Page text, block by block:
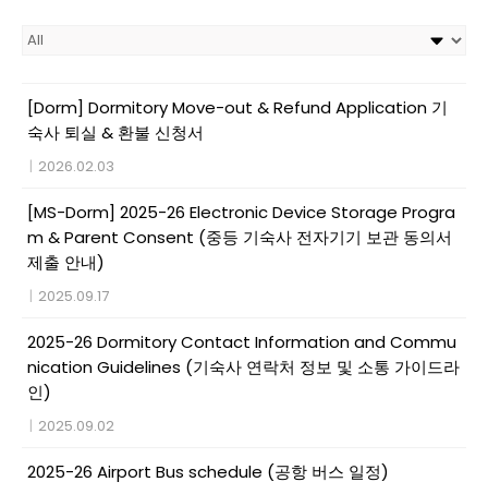
[Dorm] Dormitory Move-out & Refund Application 기
숙사 퇴실 & 환불 신청서
| 2026.02.03
[MS-Dorm] 2025-26 Electronic Device Storage Progra
m & Parent Consent (중등 기숙사 전자기기 보관 동의서
제출 안내)
| 2025.09.17
2025-26 Dormitory Contact Information and Commu
nication Guidelines (기숙사 연락처 정보 및 소통 가이드라
인)
| 2025.09.02
2025-26 Airport Bus schedule (공항 버스 일정)